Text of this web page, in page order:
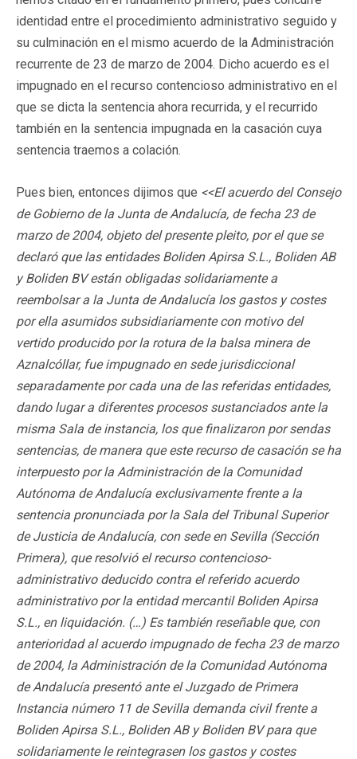
identidad entre el procedimiento administrativo seguido y
su culminación en el mismo acuerdo de la Administración
recurrente de 23 de marzo de 2004. Dicho acuerdo es el
impugnado en el recurso contencioso administrativo en el
que se dicta la sentencia ahora recurrida, y el recurrido
también en la sentencia impugnada en la casación cuya
sentencia traemos a colación.
Pues bien, entonces dijimos que <<El acuerdo del Consejo
de Gobierno de la Junta de Andalucía, de fecha 23 de
marzo de 2004, objeto del presente pleito, por el que se
declaró que las entidades Boliden Apirsa S.L., Boliden AB
y Boliden BV están obligadas solidariamente a
reembolsar a la Junta de Andalucía los gastos y costes
por ella asumidos subsidiariamente con motivo del
vertido producido por la rotura de la balsa minera de
Aznalcóllar, fue impugnado en sede jurisdiccional
separadamente por cada una de las referidas entidades,
dando lugar a diferentes procesos sustanciados ante la
misma Sala de instancia, los que finalizaron por sendas
sentencias, de manera que este recurso de casación se ha
interpuesto por la Administración de la Comunidad
Autónoma de Andalucía exclusivamente frente a la
sentencia pronunciada por la Sala del Tribunal Superior
de Justicia de Andalucía, con sede en Sevilla (Sección
Primera), que resolvió el recurso contencioso-
administrativo deducido contra el referido acuerdo
administrativo por la entidad mercantil Boliden Apirsa
S.L., en liquidación. (…) Es también reseñable que, con
anterioridad al acuerdo impugnado de fecha 23 de marzo
de 2004, la Administración de la Comunidad Autónoma
de Andalucía presentó ante el Juzgado de Primera
Instancia número 11 de Sevilla demanda civil frente a
Boliden Apirsa S.L., Boliden AB y Boliden BV para que
solidariamente le reintegrasen los gastos y costes